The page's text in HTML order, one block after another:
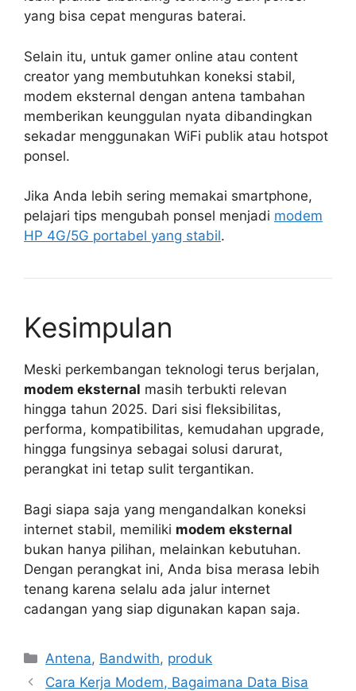
yang bisa cepat menguras baterai.
Selain itu, untuk gamer online atau content
creator yang membutuhkan koneksi stabil,
modem eksternal dengan antena tambahan
memberikan keunggulan nyata dibandingkan
sekadar menggunakan WiFi publik atau hotspot
ponsel.
Jika Anda lebih sering memakai smartphone,
pelajari tips mengubah ponsel menjadi modem
HP 4G/5G portabel yang stabil.
Kesimpulan
Meski perkembangan teknologi terus berjalan,
modem eksternal masih terbukti relevan
hingga tahun 2025. Dari sisi fleksibilitas,
performa, kompatibilitas, kemudahan upgrade,
hingga fungsinya sebagai solusi darurat,
perangkat ini tetap sulit tergantikan.
Bagi siapa saja yang mengandalkan koneksi
internet stabil, memiliki modem eksternal
bukan hanya pilihan, melainkan kebutuhan.
Dengan perangkat ini, Anda bisa merasa lebih
tenang karena selalu ada jalur internet
cadangan yang siap digunakan kapan saja.
Categories
Antena, Bandwith, produk
Cara Kerja Modem, Bagaimana Data Bisa